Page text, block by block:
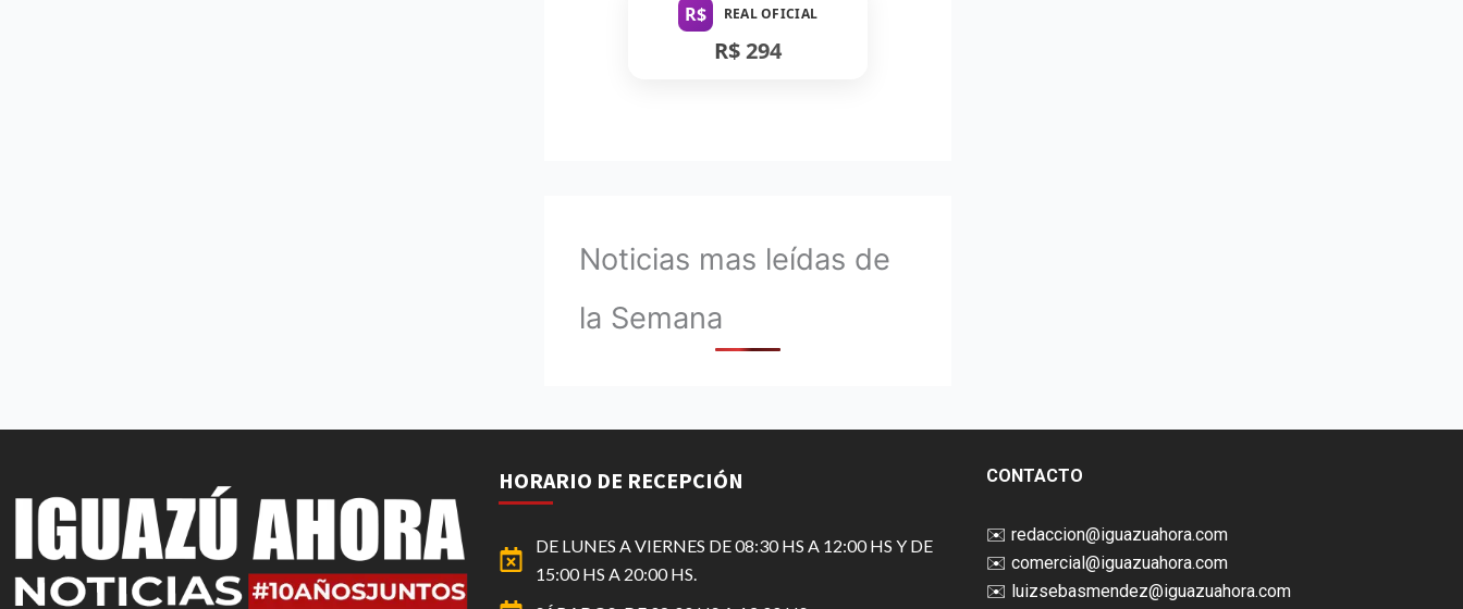
R$ REAL OFICIAL
R$ 294
Noticias mas leídas de
la Semana
HORARIO DE RECEPCIÓN
DE LUNES A VIERNES DE 08:30 HS A 12:00 HS Y DE
15:00 HS A 20:00 HS.
CONTACTO
✉️ redaccion@iguazuahora.com
✉️ comercial@iguazuahora.com
✉️ luizsebasmendez@iguazuahora.com